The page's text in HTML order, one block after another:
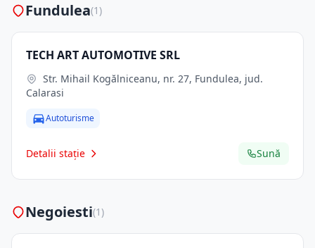
Fundulea(1)
TECH ART AUTOMOTIVE SRL
Calarasi
Autoturisme
Detalii stație Sună
Negoiesti(1)